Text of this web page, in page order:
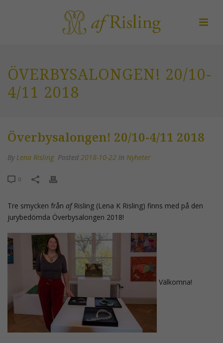
ÖVERBYSALONGEN! 20/10-
4/11 2018
Överbysalongen! 20/10-4/11 2018
ByLena Risling Posted 2018-10-22 In Nyheter
0
Tre smycken från afRisling (Lena K Risling) finns med på den
jurybedömda Överbysalongen 2018!
Välkomna!